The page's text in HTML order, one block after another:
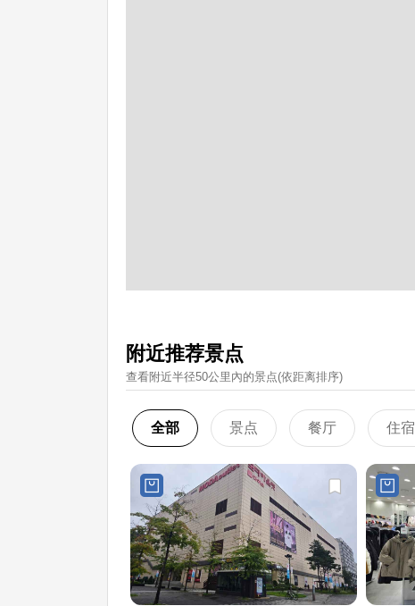
附近推荐景点
查看附近半径50公里內的景点(依距离排序)
全部 景点 餐厅 住宿